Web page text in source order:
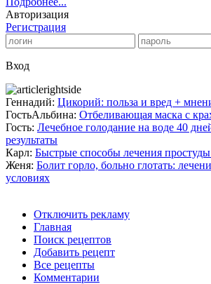
Авторизация
Регистрация
Вход
Геннадий: Цикорий: польза и вред +
ГостьАльбина: Отбеливающая маска с
Гость: Лечебное голодание на воде 40
результаты
Карл: Быстрые способы лечения
Женя: Болит горло, больно глотать:
условиях
Отключить рекламу
Главная
Поиск рецептов
Добавить рецепт
Все рецепты
Комментарии